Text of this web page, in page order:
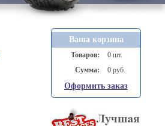
Ваша корзина
Товаров:
0 шт.
Сумма:
0 руб.
Оформить заказ